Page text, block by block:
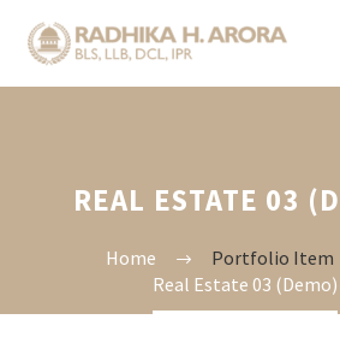
REAL ESTATE 03
Home
Portfolio Item
Real Estate 03 (Demo)